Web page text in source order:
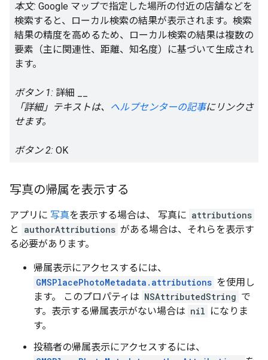
本文: Google マップで指定した場所の付近の店舗などを
検索すると、ローカル検索の結果が表示されます。検索
結果の精度を高めるため、ローカル検索の結果は複数の
要素（主に関連性、距離、知名度）に基づいて生成され
ます。
ボタン 1: 詳細 __
「詳細」テキストは、
ヘルプセンターの記事にリンクさ
せます。
ボタン 2: OK
写真の帰属を表示する
アプリに 写真を表示する場合は、 写真に attributions
と
authorAttributions がある場合は、それらを表示す
る必要があります。
帰属表示にアクセスするには、
GMSPlacePhotoMetadata.attributions を使用し
ます。 このプロパティは NSAttributedString で
す。表示する帰属表示がない場合は nil になりま
す。
投稿者の帰属表示にアクセスするには、